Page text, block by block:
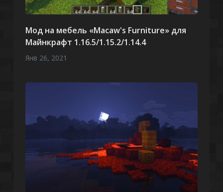
Мод на мебель «Macaw's Furniture» для
Майнкрафт 1.16.5/1.15.2/1.14.4
Янв 26, 2021